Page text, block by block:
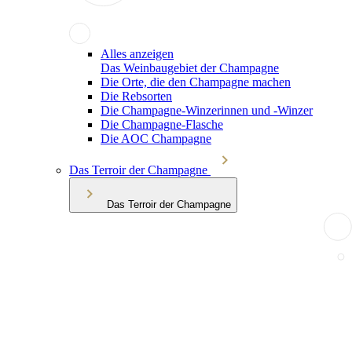
Alles anzeigen
Das Weinbaugebiet der Champagne
Die Orte, die den Champagne machen
Die Rebsorten
Die Champagne-Winzerinnen und -Winzer
Die Champagne-Flasche
Die AOC Champagne
Das Terroir der Champagne
Das Terroir der Champagne